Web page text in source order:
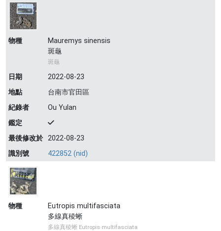
物種
Mauremys sinensis
斑龜
斑龜
日期
2022-08-23
地點
台南市官田區
紀錄者
Ou Yulan
鑑定
最後修改於 2022-08-23
識別號
422852 (nid)
物種
Eutropis multifasciata
多線真稜蜥
多線真稜蜥 Eutropis multifasciata